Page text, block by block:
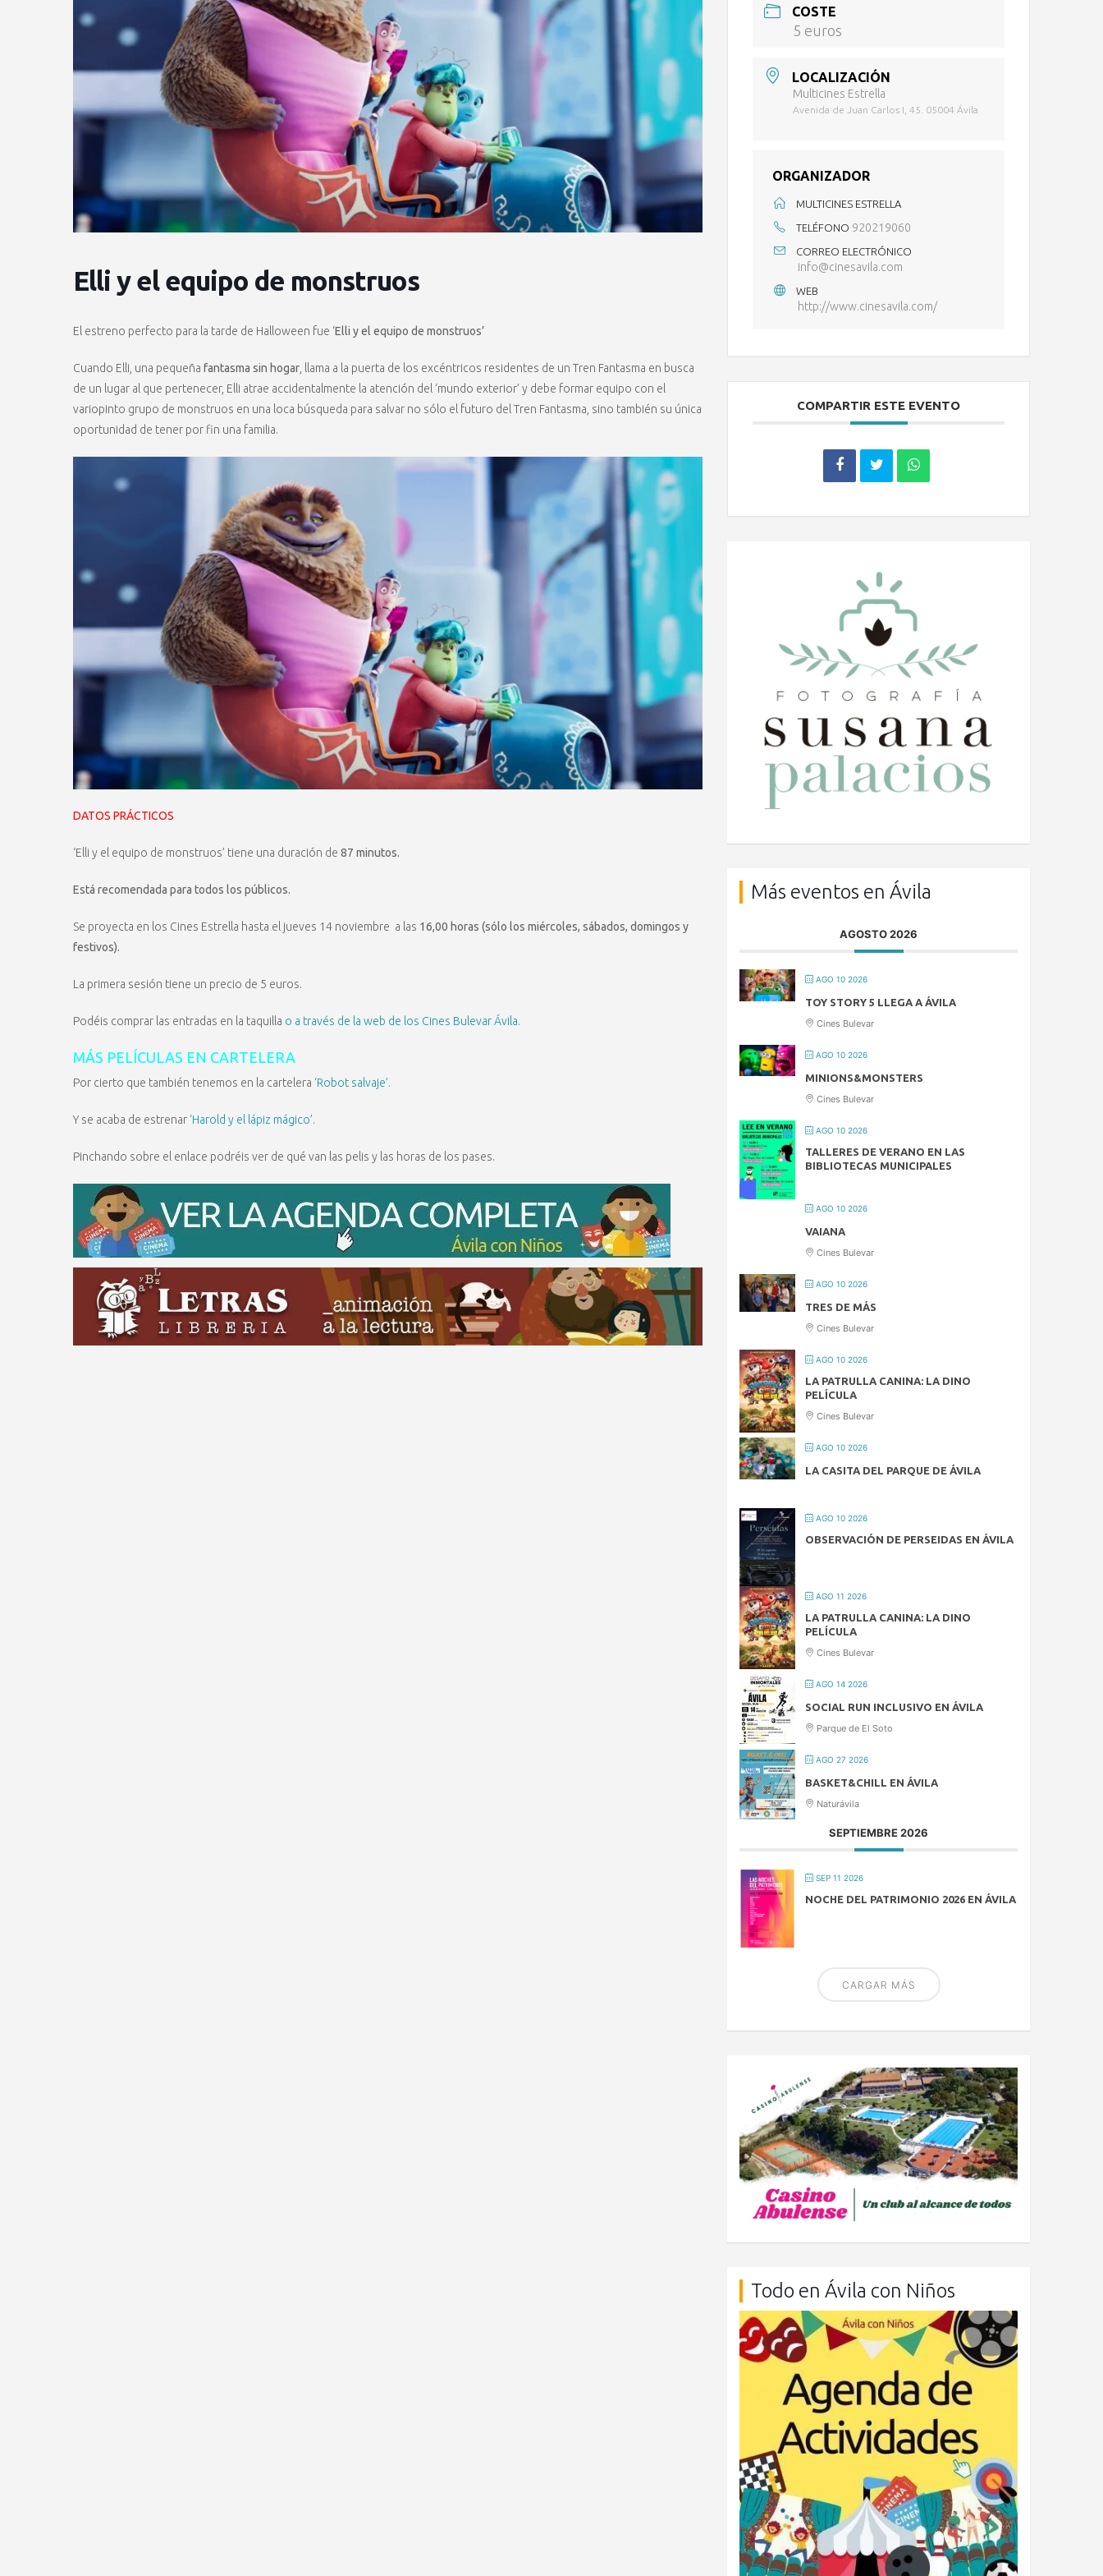
Elli y el equipo de monstruos
El estreno perfecto para la tarde de Halloween fue ‘Elli y el equipo de monstruos’
Cuando Elli, una pequeña fantasma sin hogar , llama a la puerta de los excéntricos residentes de un Tren Fantasma en busca
de un lugar al que pertenecer, Elli atrae accidentalmente la atención del ‘mundo exterior’ y debe formar equipo con el
variopinto grupo de monstruos en una loca búsqueda para salvar no sólo el futuro del Tren Fantasma, sino también su única
oportunidad de tener por fin una familia.
DATOS PRÁCTICOS
‘Elli y el equipo de monstruos’ tiene una duración de 87 minutos.
Está recomendada para todos los públicos.
Se proyecta en los Cines Estrella hasta el jueves 14 noviembre a las 16,00 horas (sólo los miércoles, sábados, domingos y
festivos).
La primera sesión tiene un precio de 5 euros.
Podéis comprar las entradas en la taquilla o a través de la web de los Cines Bulevar Ávila.
MÁS PELÍCULAS EN CARTELERA
Por cierto que también tenemos en la cartelera ‘Robot salvaje’.
Y se acaba de estrenar ‘Harold y el lápiz mágico’.
Pinchando sobre el enlace podréis ver de qué van las pelis y las horas de los pases.
COSTE
5 euros
LOCALIZACIÓN
Multicines Estrella
Avenida de Juan Carlos I, 45. 05004 Ávila
ORGANIZADOR
MULTICINES ESTRELLA
TELÉFONO 920219060
CORREO ELECTRÓNICO
info@cinesavila.com
WEB
http://www.cinesavila.com/
COMPARTIR ESTE EVENTO
Más eventos en Ávila
AGOSTO 2026
AGO 10 2026
TOY STORY 5 LLEGA A ÁVILA
Cines Bulevar
AGO 10 2026
MINIONS&MONSTERS
Cines Bulevar
AGO 10 2026
TALLERES DE VERANO EN LAS
BIBLIOTECAS MUNICIPALES
AGO 10 2026
VAIANA
Cines Bulevar
AGO 10 2026
TRES DE MÁS
Cines Bulevar
AGO 10 2026
LA PATRULLA CANINA: LA DINO
PELÍCULA
Cines Bulevar
AGO 10 2026
LA CASITA DEL PARQUE DE ÁVILA
AGO 10 2026
OBSERVACIÓN DE PERSEIDAS EN ÁVILA
AGO 11 2026
LA PATRULLA CANINA: LA DINO
PELÍCULA
Cines Bulevar
AGO 14 2026
SOCIAL RUN INCLUSIVO EN ÁVILA
Parque de El Soto
AGO 27 2026
BASKET&CHILL EN ÁVILA
Naturávila
SEPTIEMBRE 2026
SEP 11 2026
NOCHE DEL PATRIMONIO 2026 EN ÁVILA
CARGAR MÁS
Todo en Ávila con Niños